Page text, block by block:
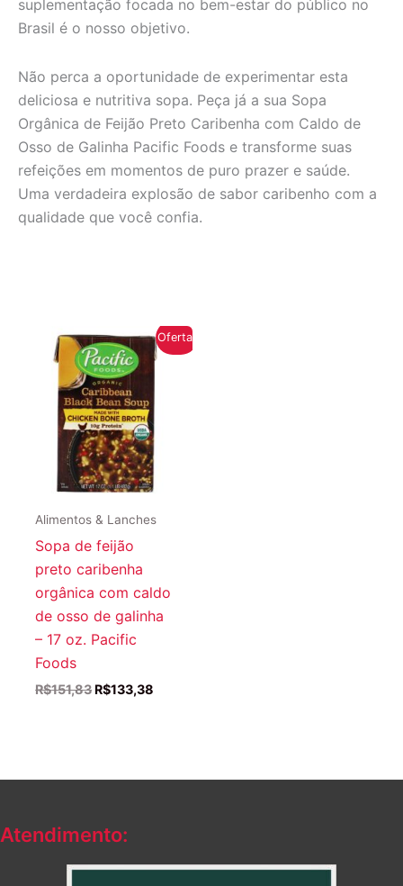
suplementação focada no bem-estar do público no
Brasil é o nosso objetivo.
Não perca a oportunidade de experimentar esta
deliciosa e nutritiva sopa. Peça já a sua Sopa
Orgânica de Feijão Preto Caribenha com Caldo de
Osso de Galinha Pacific Foods e transforme suas
refeições em momentos de puro prazer e saúde.
Uma verdadeira explosão de sabor caribenho com a
qualidade que você confia.
Oferta!
Alimentos & Lanches
Sopa de feijão
preto caribenha
orgânica com caldo
de osso de galinha
– 17 oz. Pacific
Foods
R$151,83 O
R$133,38
Atendimento: